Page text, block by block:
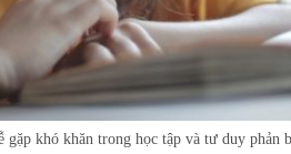
khó khăn trong học tập và tư duy phản